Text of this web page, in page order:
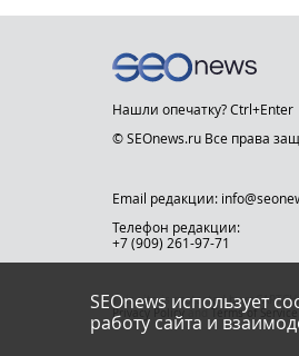
SEOnews использует
работу сайта и
Нашли опечатку? Ctrl+Enter
© SEOnews.ru Все права
Email редакции:
Телефон редакции:
+7 (909) 261-97-71
This site is protected by
Privacy Policyand Terms of Service